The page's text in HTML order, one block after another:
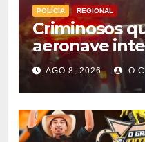
POLÍCIA REGIONAL
Criminosos
aeronave
FAB em MS
confronto
AGO 8, 2026 O